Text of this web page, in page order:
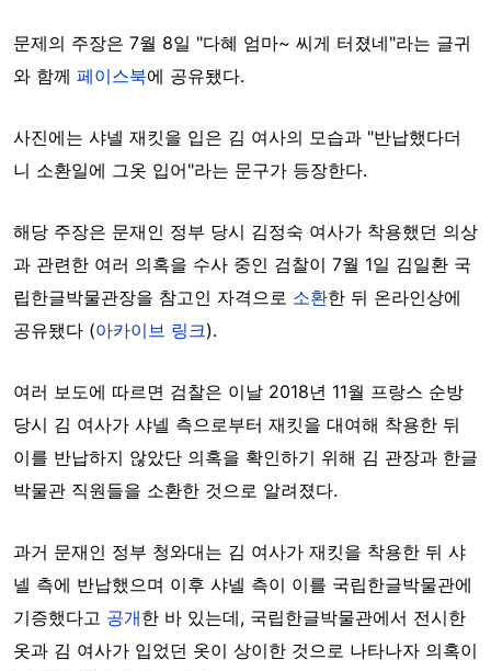
문제의 주장은 7월 8일 "다혜 엄마~ 씨게 터졌네"라는 글귀
와 함께 페이스북에 공유됐다.
사진에는 샤넬 재킷을 입은 김 여사의 모습과 "반납했다더
니 소환일에 그옷 입어"라는 문구가 등장한다.
해당 주장은 문재인 정부 당시 김정숙 여사가 착용했던 의상
과 관련한 여러 의혹을 수사 중인 검찰이 7월 1일 김일환 국
립한글박물관장을 참고인 자격으로 소환한 뒤 온라인상에
공유됐다 (아카이브 링크).
여러 보도에 따르면 검찰은 이날 2018년 11월 프랑스 순방
당시 김 여사가 샤넬 측으로부터 재킷을 대여해 착용한 뒤
이를 반납하지 않았단 의혹을 확인하기 위해 김 관장과 한글
박물관 직원들을 소환한 것으로 알려졌다.
과거 문재인 정부 청와대는 김 여사가 재킷을 착용한 뒤 샤
넬 측에 반납했으며 이후 샤넬 측이 이를 국립한글박물관에
기증했다고 공개한 바 있는데, 국립한글박물관에서 전시한
옷과 김 여사가 입었던 옷이 상이한 것으로 나타나자 의혹이